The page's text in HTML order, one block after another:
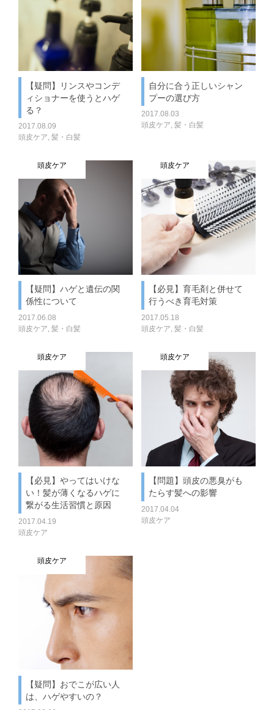
【疑問】リンスやコンデ
ィショナーを使うとハゲ
る？
2017.08.09
頭皮ケア, 髪・白髪
自分に合う正しいシャン
プーの選び方
2017.08.03
頭皮ケア,髪・白髪
頭皮ケア
【疑問】ハゲと遺伝の関
係性について
2017.06.08
頭皮ケア, 髪・白髪
頭皮ケア
【必見】育毛剤と併せて
行うべき育毛対策
2017.05.18
頭皮ケア,髪・白髪
頭皮ケア
【必見】やってはいけな
い！髪が薄くなるハゲに
繋がる生活習慣と原因
2017.04.19
頭皮ケア
頭皮ケア
【問題】頭皮の悪臭がも
たらす髪への影響
2017.04.04
頭皮ケア
頭皮ケア
【疑問】おでこが広い人
は、ハゲやすいの？